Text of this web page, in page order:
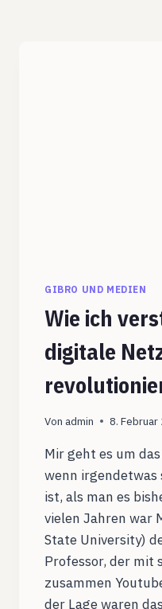
GIBRO UND MEDIEN
Wie ich
digitale
Von admin 8. Februar
Mir geht es um
wenn irgendetwas
ist, als man es
vielen Jahren war
State University)
Professor, der mit
zusammen
der Lage waren